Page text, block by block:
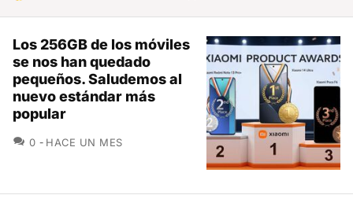
Los 256GB de los móviles
se nos han quedado
pequeños. Saludemos al
nuevo estándar más
popular
0 COMENTARIOS
HACE UN MES